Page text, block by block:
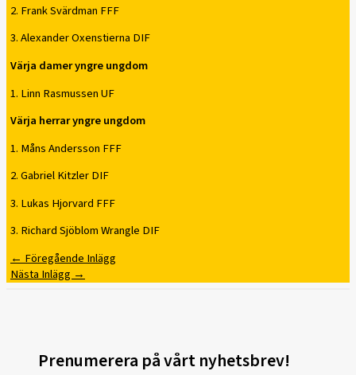
2. Frank Svärdman FFF
3. Alexander Oxenstierna DIF
Värja damer yngre ungdom
1. Linn Rasmussen UF
Värja herrar yngre ungdom
1. Måns Andersson FFF
2. Gabriel Kitzler DIF
3. Lukas Hjorvard FFF
3. Richard Sjöblom Wrangle DIF
← Föregående Inlägg
Nästa Inlägg →
Prenumerera på vårt nyhetsbrev!